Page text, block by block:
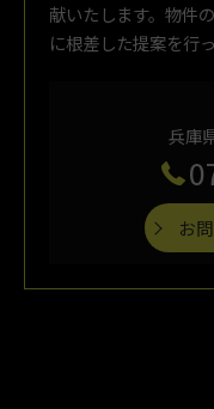
献いたします。物件
に根差した提案を行
兵庫
お